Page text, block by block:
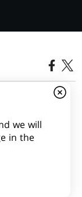
we will
in the